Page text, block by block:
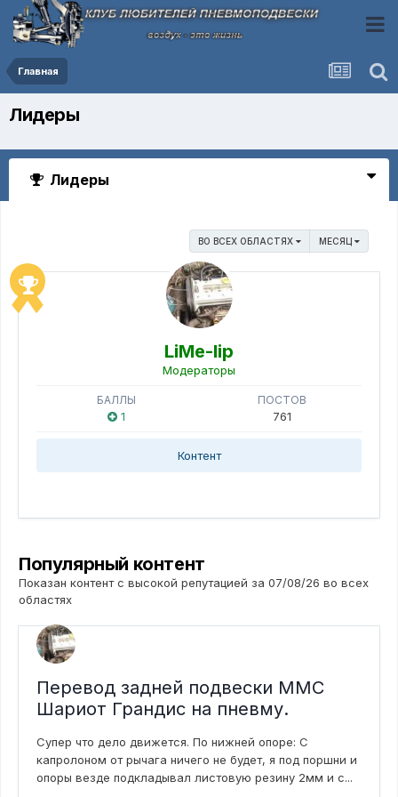
Главная
Лидеры
Лидеры
ВО ВСЕХ ОБЛАСТЯХ МЕСЯЦ
LiMe-lip
Модераторы
БАЛЛЫ
1
ПОСТОВ
761
Контент
Популярный контент
Показан контент с высокой репутацией за 07/08/26 во всех
областях
Перевод задней подвески ММС
Шариот Грандис на пневму.
Супер что дело движется. По нижней опоре: С
капролоном от рычага ничего не будет, я под поршни и
опоры везде подкладывал листовую резину 2мм и с...